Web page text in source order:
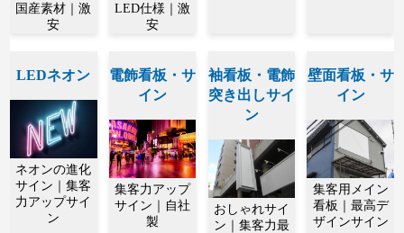
国産素材｜激
安
LED仕様｜激
安
LEDネオン
ネオンの進化
サイン｜集客
力アップサイ
ン
電飾看板・サ
イン
集客力アップ
サイン｜自社
製
袖看板・電飾
突き出しサイ
ン
おしゃれサイ
ン｜集客力最
壁面看板・サ
イン
集客用メイン
看板｜最高デ
ザインサイン